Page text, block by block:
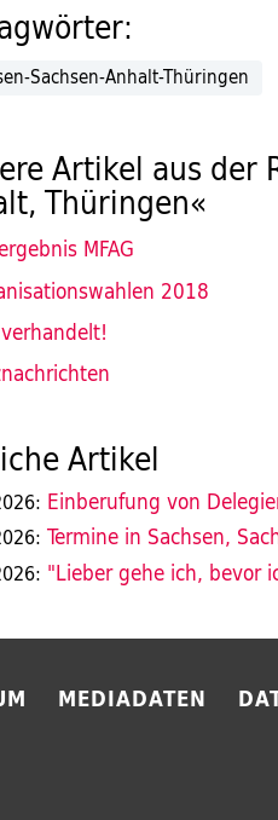
Sachsen-Anhalt-Thüringen
Artikel aus der
Thüringen«
MFAG
2018
Artikel
Einberufung von
Termine in Sachsen,
"Lieber gehe ich, bevor
MEDIADATEN